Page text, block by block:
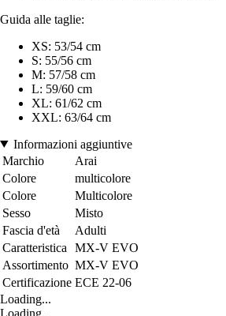
Guida alle taglie:
XS: 53/54 cm
S: 55/56 cm
M: 57/58 cm
L: 59/60 cm
XL: 61/62 cm
XXL: 63/64 cm
Informazioni aggiuntive
Marchio
Arai
Colore
multicolore
Colore
Multicolore
Sesso
Misto
Fascia d'età
Adulti
Caratteristica
MX-V EVO
Assortimento MX-V EVO
Certificazione ECE 22-06
Loading...
Loading...